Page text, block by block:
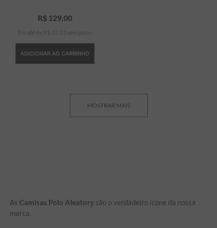
R$ 129,00
Em até 4 x R$ 32 25 sem juros
ADICIONAR AO CARRINHO
MOSTRAR MAIS
As Camisas Polo Aleatory são o verdadeiro ícone da nossa
marca.